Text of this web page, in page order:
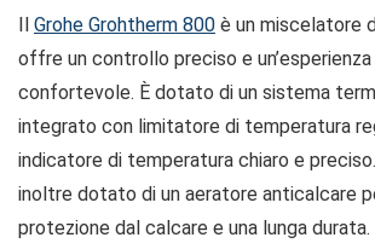
Grohe Grohtherm 800 è un miscelatore
offre un controllo preciso e
confortevole. È dotato di un sistema
integrato con limitatore di temperatura
indicatore di temperatura chiaro e
inoltre dotato di un aeratore anticalcare
protezione dal calcare e una lunga